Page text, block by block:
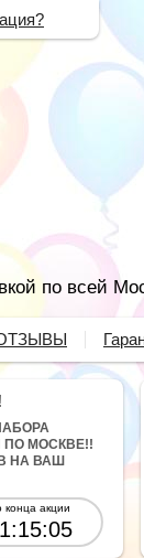
по всей
ПО МОСКВЕ!!
НА ВАШ
конца акции